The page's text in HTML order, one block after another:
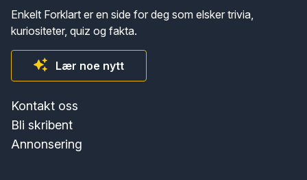
Enkelt Forklart er en side for deg som elsker trivia,
kuriositeter, quiz og fakta.
Lær noe nytt
Kontakt oss
Bli skribent
Annonsering